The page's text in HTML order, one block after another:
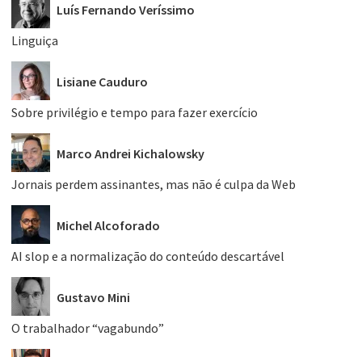
Luís Fernando Veríssimo
Linguiça
Lisiane Cauduro
Sobre privilégio e tempo para fazer exercício
Marco Andrei Kichalowsky
Jornais perdem assinantes, mas não é culpa da Web
Michel Alcoforado
AI slop e a normalização do conteúdo descartável
Gustavo Mini
O trabalhador “vagabundo”